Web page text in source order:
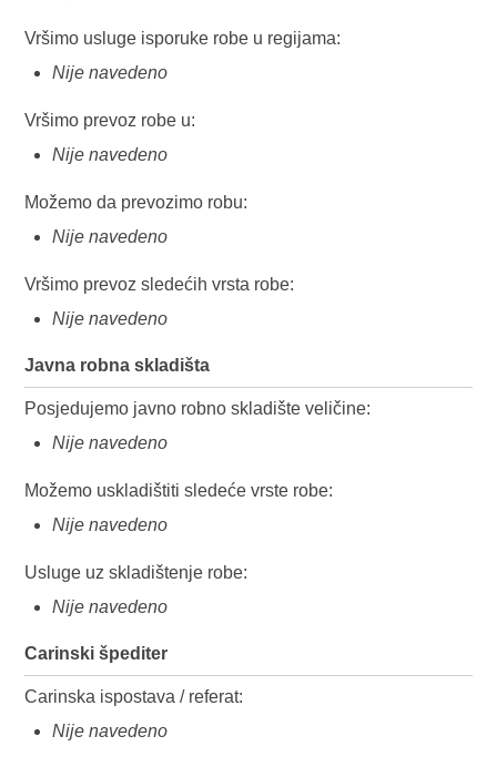
Vršimo usluge isporuke robe u regijama:
Nije navedeno
Vršimo prevoz robe u:
Nije navedeno
Možemo da prevozimo robu:
Nije navedeno
Vršimo prevoz sledećih vrsta robe:
Nije navedeno
Javna robna skladišta
Posjedujemo javno robno skladište veličine:
Nije navedeno
Možemo uskladištiti sledeće vrste robe:
Nije navedeno
Usluge uz skladištenje robe:
Nije navedeno
Carinski špediter
Carinska ispostava / referat:
Nije navedeno